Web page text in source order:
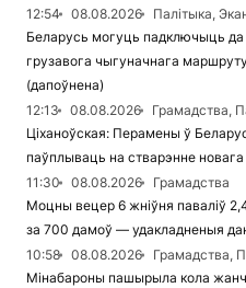
12:54
08.08.2026
Палітыка,
Беларусь могуць падключыць да
грузавога чыгуначнага
(дапоўнена)
12:13
08.08.2026
Грамадства,
Ціханоўская: Перамены ў
паўплываць на стварэнне
11:30
08.08.2026
Грамадства
Моцны вецер 6 жніўня паваліў
за 700 дамоў — удакладненыя
10:58
08.08.2026
Грамадства,
Мінабароны пашырыла кола